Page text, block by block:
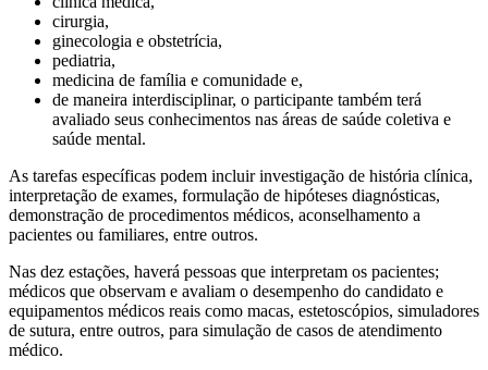
cirurgia,
ginecologia e obstetrícia,
pediatria,
medicina de família e comunidade e,
de maneira interdisciplinar, o participante também terá
avaliado seus conhecimentos nas áreas de saúde coletiva e
saúde mental.
As tarefas específicas podem incluir investigação de história clínica,
interpretação de exames, formulação de hipóteses diagnósticas,
demonstração de procedimentos médicos, aconselhamento a
pacientes ou familiares, entre outros.
Nas dez estações, haverá pessoas que interpretam os pacientes;
médicos que observam e avaliam o desempenho do candidato e
equipamentos médicos reais como macas, estetoscópios, simuladores
de sutura, entre outros, para simulação de casos de atendimento
médico.